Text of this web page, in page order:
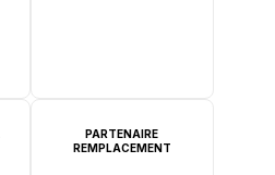
PARTENAIRE
REMPLACEMENT